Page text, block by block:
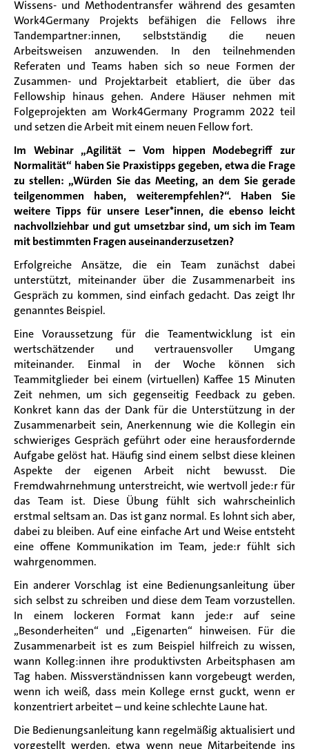
Wissens- und Methodentransfer während des gesamten
Work4Germany Projekts befähigen die Fellows ihre
Tandempartner:innen, selbstständig die neuen
Arbeitsweisen anzuwenden. In den teilnehmenden
Referaten und Teams haben sich so neue Formen der
Zusammen- und Projektarbeit etabliert, die über das
Fellowship hinaus gehen. Andere Häuser nehmen mit
Folgeprojekten am Work4Germany Programm 2022 teil
und setzen die Arbeit mit einem neuen Fellow fort.
Im Webinar „Agilität – Vom hippen Modebegriff zur
Normalität“ haben Sie Praxistipps gegeben, etwa die Frage
zu stellen: „Würden Sie das Meeting, an dem Sie gerade
teilgenommen haben, weiterempfehlen?“. Haben Sie
weitere Tipps für unsere Leser*innen, die ebenso leicht
nachvollziehbar und gut umsetzbar sind, um sich im Team
mit bestimmten Fragen auseinanderzusetzen?
ErfolgreicheAnsätze, die ein Team zunächst dabei
unterstützt, miteinander über die Zusammenarbeit ins
Gespräch zu kommen, sind einfach gedacht. Das zeigt Ihr
genanntes Beispiel.
Eine Voraussetzung für die Teamentwicklung ist ein
wertschätzender und vertrauensvoller Umgang
miteinander. Einmal in der Woche können sich
Teammitglieder bei einem (virtuellen) Kaffee 15 Minuten
Zeit nehmen, um sich gegenseitig Feedback zu geben.
Konkret kann das derDank für die Unterstützung in der
Zusammenarbeit sein, Anerkennung wie die Kollegin ein
schwieriges Gespräch geführt oder eine herausfordernde
Aufgabe gelöst hat. Häufig sind einem selbst diese kleinen
Aspekte der eigenen Arbeit nicht bewusst. Die
Fremdwahrnehmung unterstreicht, wie wertvoll jede:rfür
das Team ist. Diese Übung fühlt sich wahrscheinlich
erstmal seltsam an. Das ist ganz normal. Es lohnt sich aber,
dabei zu bleiben. Auf eine einfache Art und Weise entsteht
eine offene Kommunikation im Team, jede:r fühlt sich
wahrgenommen.
Ein anderer Vorschlag ist eine Bedienungsanleitung über
sich selbst zu schreiben unddiese dem Team vorzustellen.
In einem lockeren Format kann jede:r auf seine
„Besonderheiten“ und „Eigenarten“ hinweisen. Für die
Zusammenarbeit ist es zum Beispiel hilfreich zu wissen,
wann Kolleg:innen ihre produktivsten Arbeitsphasen am
Tag haben. Missverständnissen kann vorgebeugt werden,
wenn ich weiß, dass mein Kollege ernst guckt, wenn er
konzentriert arbeitet–und keine schlechte Laune hat.
Die Bedienungsanleitung kann regelmäßig aktualisiert und
vorgestellt werden, etwa wenn neue Mitarbeitende ins